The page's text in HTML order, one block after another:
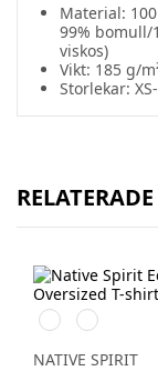
Material:
99% bomull/
viskos)
Vikt: 185 g/
Storlekar:
Washed
Black
Washed
Navy
Blue
NATIVE SPIRIT